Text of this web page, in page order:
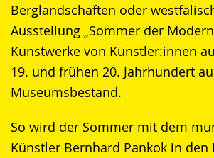
Berglandschaften oder
Ausstellung „Sommer der
Kunstwerke von Künstler:innen
19. und frühen 20. Jahrhundert
Museumsbestand.
So wird der Sommer mit dem
Künstler Bernhard Pankok in den
angezeigt.